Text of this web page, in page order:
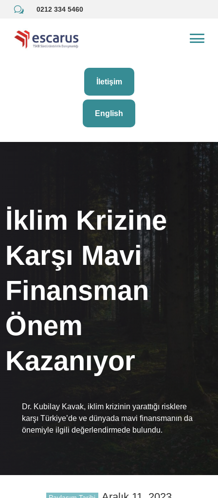
w 0212 334 5460
İletişim
English
İklim Krizine
Karşı Mavi
Finansman
Önem
Kazanıyor
Dr. Kubilay Kavak, iklim krizinin yarattığı risklere
karşı Türkiye’de ve dünyada mavi finansmanın da
önemiyle ilgili değerlendirmede bulundu.